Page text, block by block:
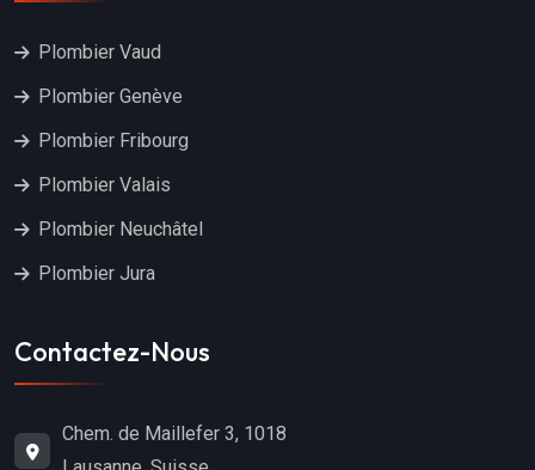
Plombier Vaud
Plombier Genève
Plombier Fribourg
Plombier Valais
Plombier Neuchâtel
Plombier Jura
Contactez-Nous
Chem. de Maillefer 3, 1018